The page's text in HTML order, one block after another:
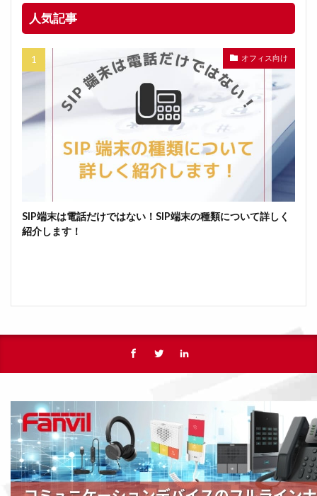
人気記事
オフィス向け
SIP端末は電話だけではない！SIP端末の種類について詳しく
紹介します！